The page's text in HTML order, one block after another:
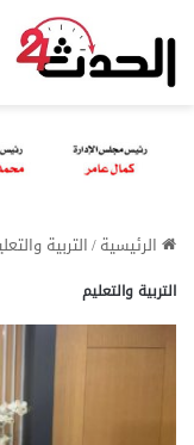
الرئيسية/التربية
التربية والتعليم